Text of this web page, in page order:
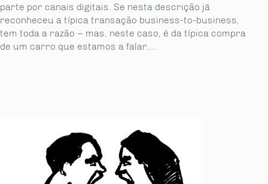
parte por canais digitais. Se nesta descrição já
reconheceu a típica transação business-to-business,
tem toda a razão – mas, neste caso, é da típica compra
de um carro que estamos a falar....